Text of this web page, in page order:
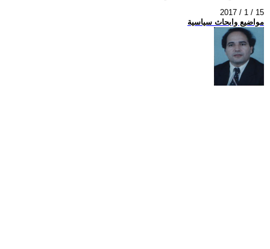
2017 / 1 / 15
مواضيع وابحاث سياسية